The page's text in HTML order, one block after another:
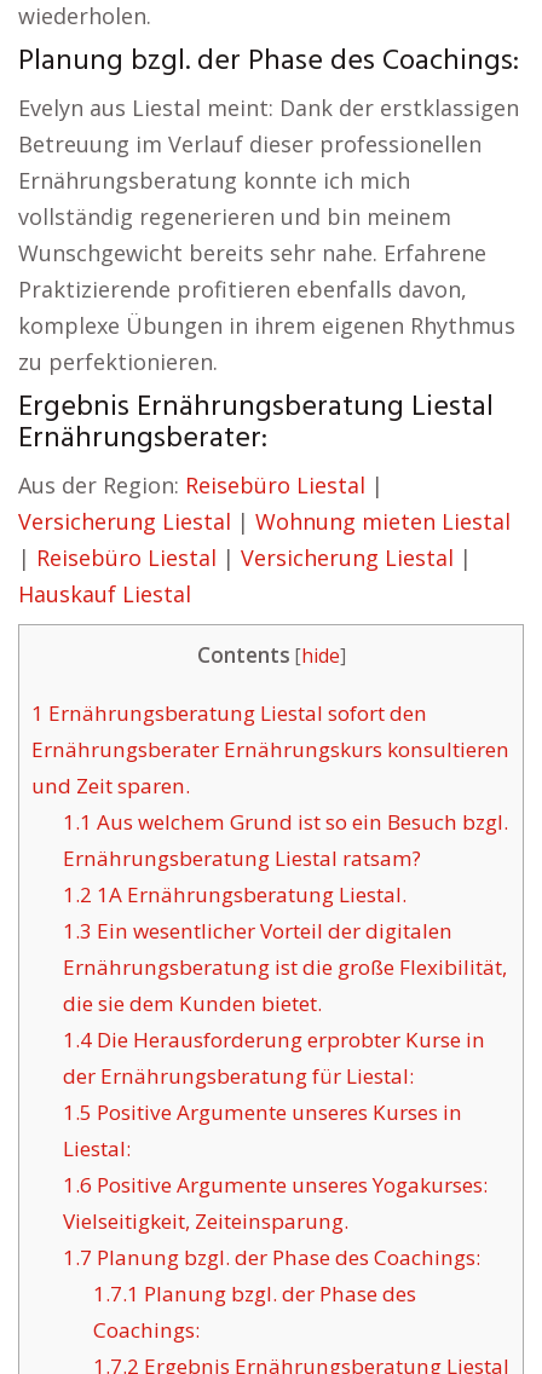
wiederholen.
Planung bzgl. der Phase des Coachings:
Evelyn aus Liestal meint: Dank der erstklassigen
Betreuung im Verlauf dieser professionellen
Ernährungsberatung konnte ich mich
vollständig regenerieren und bin meinem
Wunschgewicht bereits sehr nahe. Erfahrene
Praktizierende profitieren ebenfalls davon,
komplexe Übungen in ihrem eigenen Rhythmus
zu perfektionieren.
Ergebnis Ernährungsberatung Liestal
Ernährungsberater:
Aus der Region: Reisebüro Liestal |
Versicherung Liestal | Wohnung mieten Liestal
| Reisebüro Liestal | Versicherung Liestal |
Hauskauf Liestal
Contents [hide]
1 Ernährungsberatung Liestal sofort den
Ernährungsberater Ernährungskurs konsultieren
und Zeit sparen.
1.1 Aus welchem Grund ist so ein Besuch bzgl.
Ernährungsberatung Liestal ratsam?
1.2 1A Ernährungsberatung Liestal.
1.3 Ein wesentlicher Vorteil der digitalen
Ernährungsberatung ist die große Flexibilität,
die sie dem Kunden bietet.
1.4Die Herausforderung erprobter Kurse in
der Ernährungsberatung für Liestal:
1.5 Positive Argumente unseres Kurses in
Liestal:
1.6 Positive Argumente unseres Yogakurses:
Vielseitigkeit, Zeiteinsparung.
1.7 Planung bzgl. der Phase des Coachings:
1.7.1 Planung bzgl. der Phase des
Coachings:
1.7.2 Ergebnis Ernährungsberatung Liestal